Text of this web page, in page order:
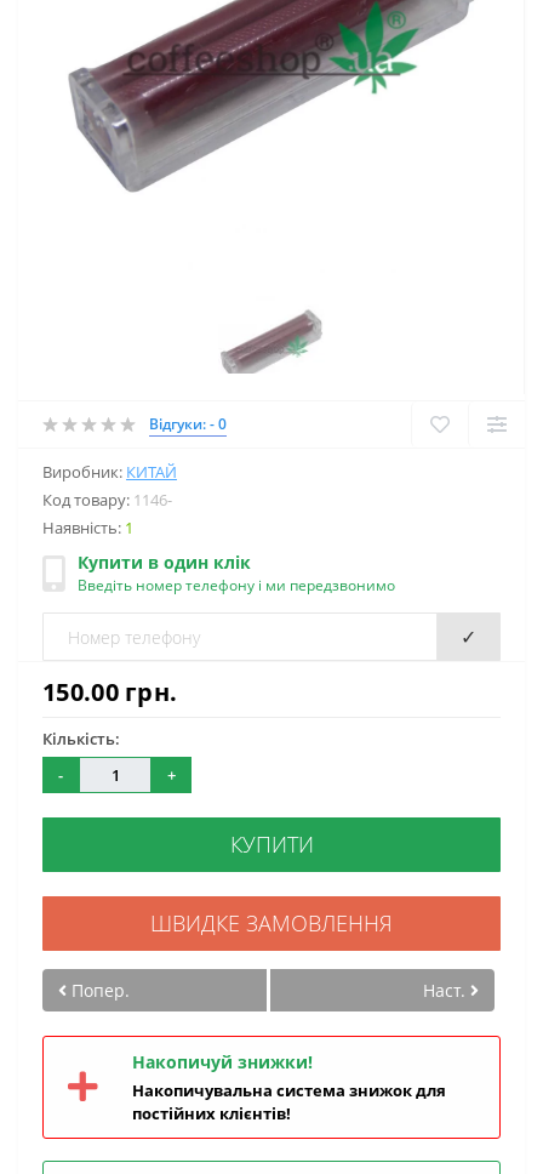
Відгуки: - 0
Виробник: КИТАЙ
Код товару: 1146-
Наявність: 1
Купити в один клік
Введіть номер телефону і ми передзвонимо
✓
150.00 грн.
Кількість:
-
+
КУПИТИ
ШВИДКЕ ЗАМОВЛЕННЯ
Попер. Наст.
Накопичуй знижки!
Накопичувальна система знижок для
постійних клієнтів!